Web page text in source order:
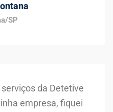
SP
da Detetive
empresa, fiquei